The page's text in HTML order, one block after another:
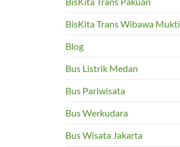
BisKita Trans Wibawa Mukti
Blog
Bus Listrik Medan
Bus Pariwisata
Bus Werkudara
Bus Wisata Jakarta